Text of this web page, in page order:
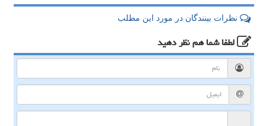
نظرات بینندگان در مورد این مطلب
لطفا شما همنظر دهید